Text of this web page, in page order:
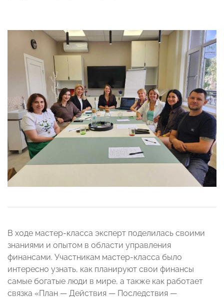
В ходе мастер-класса эксперт поделилась своими
знаниями и опытом в области управления
финансами. Участникам мастер-класса было
интересно узнать, как планируют свои финансы
самые богатые люди в мире, а также как работает
связка «План — Действия — Последствия —